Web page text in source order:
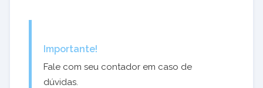
Importante!
Fale com seu contador em caso de
dúvidas.